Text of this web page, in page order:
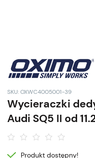
SKU: OXWC4005001-39
Wycieraczki
Audi SQ5 II od
Produkt dostępny!